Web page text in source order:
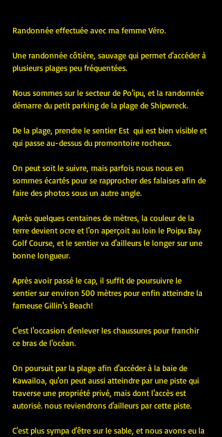
Randonnée effectuée avec ma femme Véro.
Une randonnée côtière, sauvage qui permet d'accéder à
plusieurs plages peu fréquentées.
Nous sommes sur le secteur de Po'ipu, et la randonnée
démarre du petit parking de la plage de Shipwreck.
De la plage, prendre le sentier Est  qui est bien visible et
qui passe au-dessus du promontoire rocheux.
On peut soit le suivre, mais parfois nous nous en
sommes écartés pour se rapprocher des falaises afin de
faire des photos sous un autre angle.
Après quelques centaines de mètres, la couleur de la
terre devient ocre et l'on aperçoit au loin le Poipu Bay
Golf Course, et le sentier va d'ailleurs le longer sur une
bonne longueur.
Après avoir passé le cap, il suffit de poursuivre le
sentier sur environ 500 mètres pour enfin atteindre la
fameuse Gillin's Beach!
C'est l'occasion d'enlever les chaussures pour franchir
ce bras de l'océan.
On poursuit par la plage afin d'accéder à la baie de
Kawailoa, qu'on peut aussi atteindre par une piste qui
traverse une propriété privé, mais dont l'accès est
autorisé. nous reviendrons d'ailleurs par cette piste.
C'est plus sympa d'être sur le sable, et nous avons eu la